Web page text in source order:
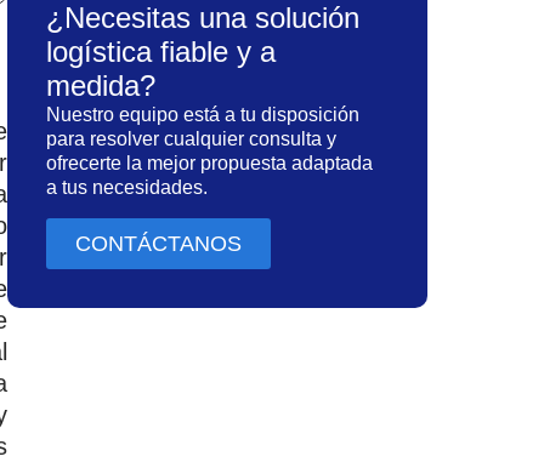
¿Necesitas una solución
logística fiable y a
medida?
Nuestro equipo está a tu disposición
para resolver cualquier consulta y
ofrecerte la mejor propuesta adaptada
a tus necesidades.
CONTÁCTANOS